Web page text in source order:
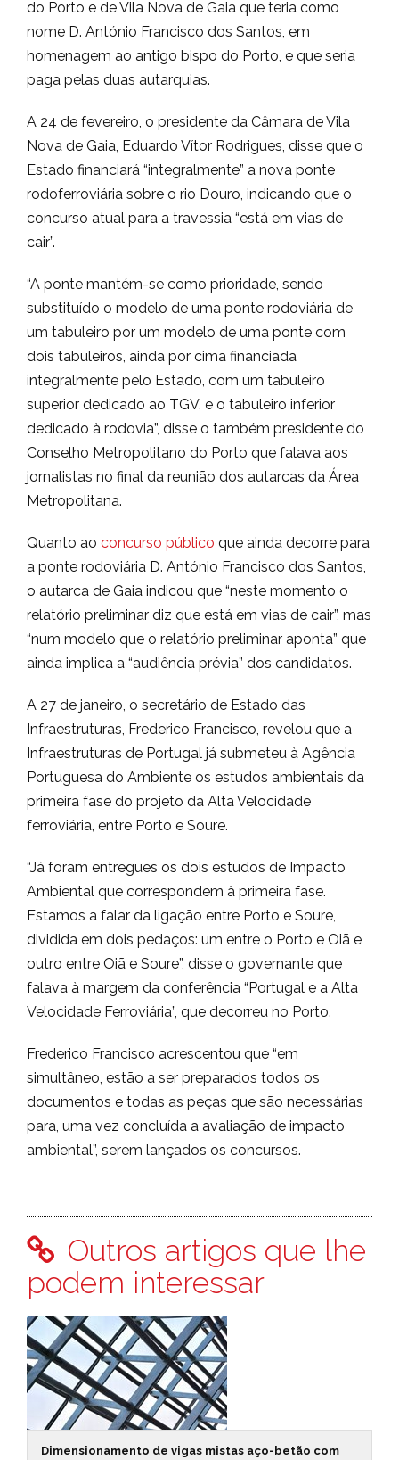
do Porto e de Vila Nova de Gaia que teria como
nome D. António Francisco dos Santos, em
homenagem ao antigo bispo do Porto, e que seria
paga pelas duas autarquias.
A 24 de fevereiro, o presidente da Câmara de Vila
Nova de Gaia, Eduardo Vítor Rodrigues, disse que o
Estado financiará “integralmente” a nova ponte
rodoferroviária sobre o rio Douro, indicando que o
concurso atual para a travessia “está em vias de
cair”.
“A ponte mantém-se como prioridade, sendo
substituído o modelo de uma ponte rodoviária de
um tabuleiro por um modelo de uma ponte com
dois tabuleiros, ainda por cima financiada
integralmente pelo Estado, com um tabuleiro
superior dedicado ao TGV, e o tabuleiro inferior
dedicado à rodovia”, disse o também presidente do
Conselho Metropolitano do Porto que falava aos
jornalistas no final da reunião dos autarcas da Área
Metropolitana.
Quanto ao concurso público que ainda decorre para
a ponte rodoviária D. António Francisco dos Santos,
o autarca de Gaia indicou que “neste momento o
relatório preliminar diz que está em vias de cair”, mas
“num modelo que o relatório preliminar aponta” que
ainda implica a “audiência prévia” dos candidatos.
A 27 de janeiro, o secretário de Estado das
Infraestruturas, Frederico Francisco, revelou que a
Infraestruturas de Portugal já submeteu à Agência
Portuguesa do Ambiente os estudos ambientais da
primeira fase do projeto da Alta Velocidade
ferroviária, entre Porto e Soure.
“Já foram entregues os dois estudos de Impacto
Ambiental que correspondem à primeira fase.
Estamos a falar da ligação entre Porto e Soure,
dividida em dois pedaços: um entre o Porto e Oiã e
outro entre Oiã e Soure”, disse o governante que
falava à margem da conferência “Portugal e a Alta
Velocidade Ferroviária”, que decorreu no Porto.
Frederico Francisco acrescentou que “em
simultâneo, estão a ser preparados todos os
documentos e todas as peças que são necessárias
para, uma vez concluída a avaliação de impacto
ambiental”, serem lançados os concursos.
Outros artigos que lhe
podem interessar
Dimensionamento de vigas mistas aço-betão com